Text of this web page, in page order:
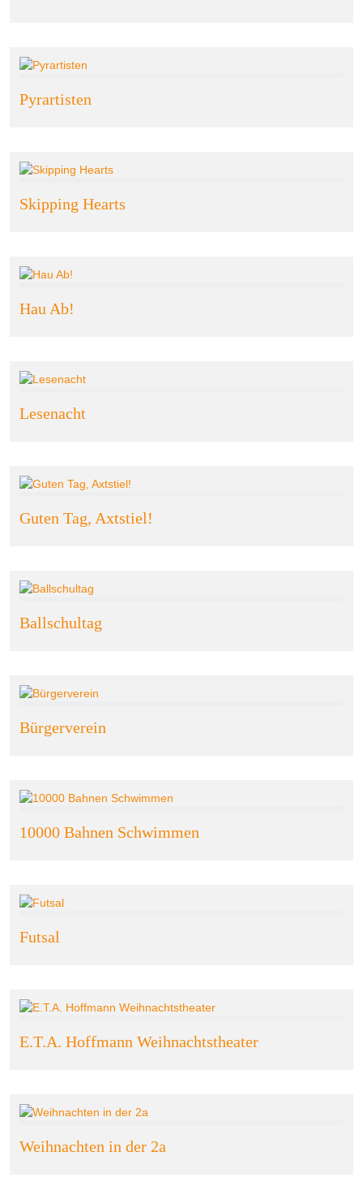
Pyrartisten
Skipping Hearts
Hau Ab!
Lesenacht
Guten Tag, Axtstiel!
Ballschultag
Bürgerverein
10000 Bahnen Schwimmen
Futsal
E.T.A. Hoffmann Weihnachtstheater
Weihnachten in der 2a